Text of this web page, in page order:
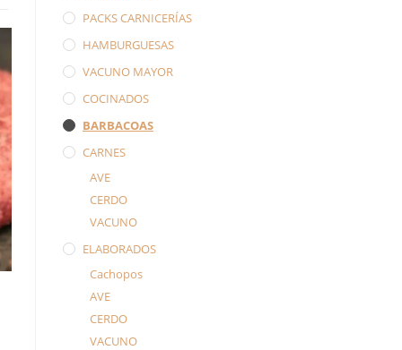
PACKS CARNICERÍAS
HAMBURGUESAS
VACUNO MAYOR
COCINADOS
BARBACOAS
CARNES
AVE
CERDO
VACUNO
ELABORADOS
Cachopos
AVE
CERDO
VACUNO